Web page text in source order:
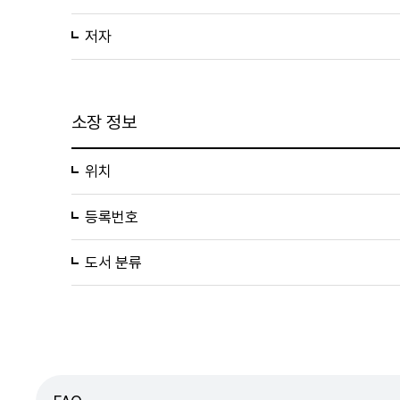
저자
소장 정보
위치
등록번호
도서 분류